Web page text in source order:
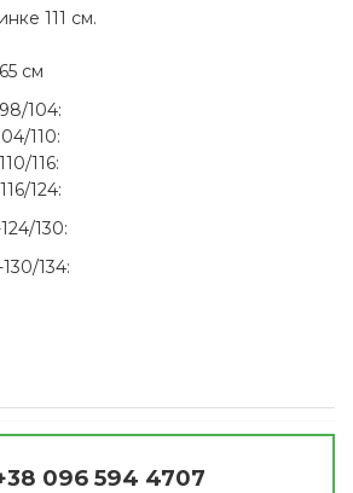
111 см.
см
104:
110:
116:
124:
130:
134:
096 594 4707